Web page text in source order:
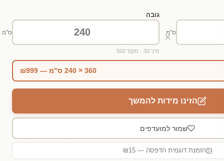
ס"מ
×
גובה
ס"מ
מינ' 30 · מקס' 500
360 × 240 ס"מ — ₪999
הזינו מידות להמשך
שמור למועדפים
הזמנת דוגמית הדפסה — ₪15